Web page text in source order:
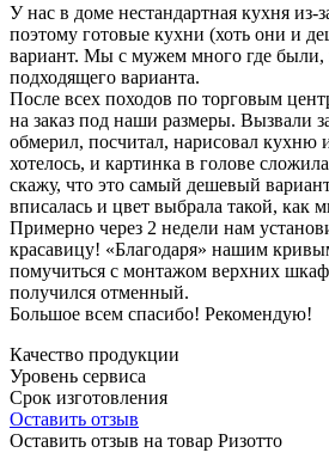
У нас в доме нестандартная кухня из-
поэтому готовые кухни (хоть они и
вариант. Мы с мужем много где
подходящего варианта.
После всех походов по торговым
на заказ под наши размеры. Вызвали
обмерил, посчитал, нарисовал кухню
хотелось, и картинка в голове
скажу, что это самый дешевый
вписалась и цвет выбрала такой, как
Примерно через 2 недели нам
красавицу! «Благодаря» нашим
помучиться с монтажом верхних
получился отменный.
Большое всем спасибо! Рекомендую!
Качество продукции
Уровень сервиса
Срок изготовления
Оставить отзыв
Оставить отзыв на товар Ризотто